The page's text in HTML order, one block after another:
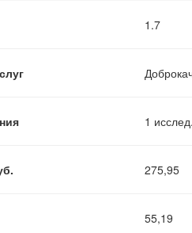
1.7
1 исслед.
275,95
55,19